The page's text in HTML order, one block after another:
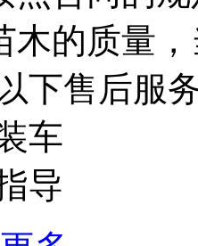
木的质量
下售后服
车
导